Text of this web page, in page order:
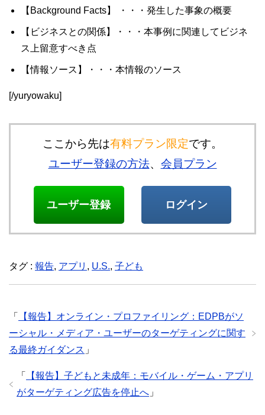
【Background Facts】 ・・・発生した事象の概要
【ビジネスとの関係】・・・本事例に関連してビジネ
ス上留意すべき点
【情報ソース】・・・本情報のソース
[/yuryowaku]
ここから先は有料プラン限定です。
ユーザー登録の方法、 会員プラン
ユーザー登録 ログイン
タグ : 報告, アプリ , U.S., 子ども
「
【報告】オンライン・プロファイリング：EDPBがソ
ーシャル・メディア・ユーザーのターゲティングに関す
る最終ガイダンス 」
「
【報告】子どもと未成年：モバイル・ゲーム・アプリ
がターゲティング広告を停止へ 」